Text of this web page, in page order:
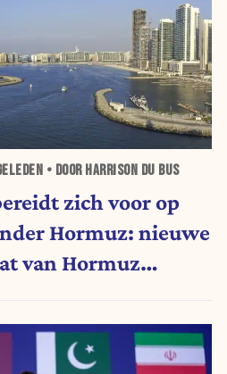
• DOOR HARRISON DU BUS
zich voor op
Hormuz: nieuwe
van Hormuz